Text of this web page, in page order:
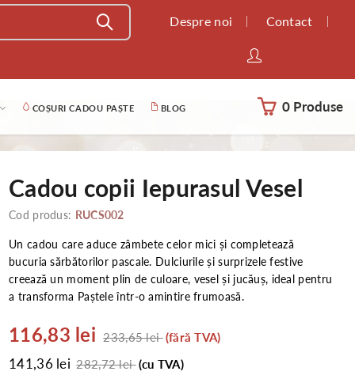
Despre noi Contact
COȘURI CADOU PAȘTE BLOG 0 Produse
Cadou copii Iepurasul Vesel
Cod produs: RUCS002
Un cadou care aduce zâmbete celor mici și completează
bucuria sărbătorilor pascale. Dulciurile și surprizele festive
creează un moment plin de culoare, vesel și jucăuș, ideal pentru
a transforma Paștele într-o amintire frumoasă.
116,83 lei 233,65 lei(fără TVA)
141,36 lei 282,72 lei(cu TVA)